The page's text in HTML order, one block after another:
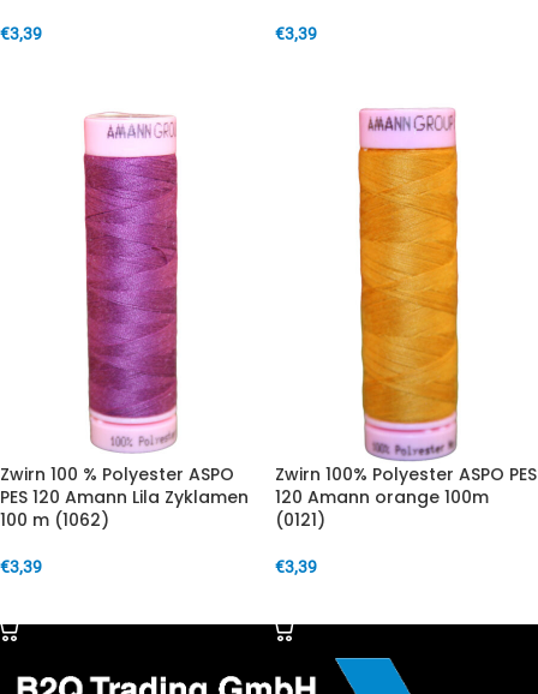
€3,39 €3,39
Zwirn 100 % Polyester ASPO
PES 120 Amann Lila Zyklamen
100 m (1062)
€3,39
Zwirn 100% Polyester ASPO PES
120 Amann orange 100m
(0121)
€3,39